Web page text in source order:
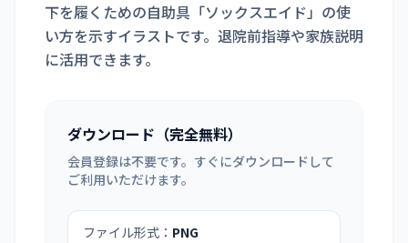
下を履くための自助具「ソックスエイド」の使
い方を示すイラストです。退院前指導や家族説明
に活用できます。
ダウンロード（完全無料）
会員登録は不要です。すぐにダウンロードして
ご利用いただけます。
ファイル形式： PNG